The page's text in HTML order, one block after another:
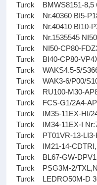
Turck BMWS8151-8,5
Turck Nr.40360 BI5-
Turck Nr.40410 BI10-
Turck Nr.1535545
Turck NI50-CP80-
Turck BI40-CP80-
Turck WAKS4.5-5/
Turck WAK3-6/P00/
Turck RU100-M30-
Turck FCS-G1/2A4-
Turck IM35-11EX-HI/
Turck IM34-11EX-I
Turck PT01VR-13-LI3-
Turck IM21-14-
Turck BL67-GW-DPV1
Turck PSG3M-2/
Turck LEDRO50M-D